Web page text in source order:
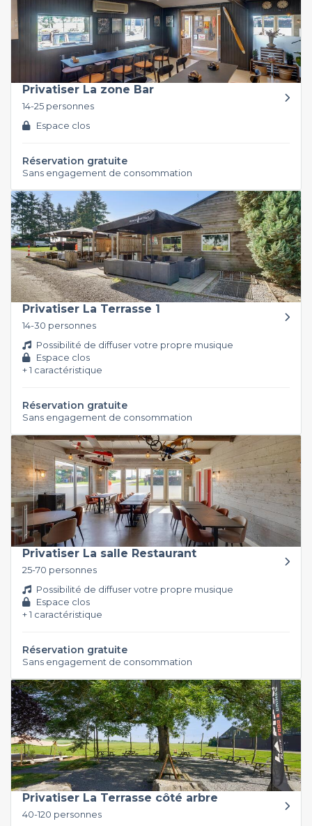
Privatiser La zone Bar
14-25 personnes
Espace clos
Réservation gratuite
Sans engagement de consommation
Privatiser La Terrasse 1
14-30 personnes
Possibilité de diffuser votre propre musique
Espace clos
+ 1 caractéristique
Réservation gratuite
Sans engagement de consommation
Privatiser La salle Restaurant
25-70 personnes
Possibilité de diffuser votre propre musique
Espace clos
+ 1 caractéristique
Réservation gratuite
Sans engagement de consommation
Privatiser La Terrasse côté arbre
40-120 personnes